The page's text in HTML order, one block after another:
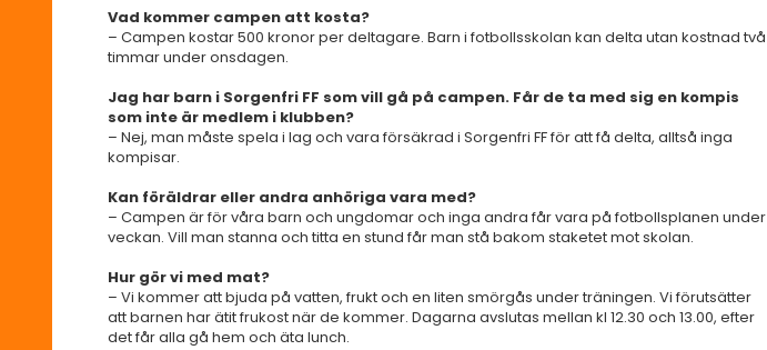
Vad kommer campen att kosta?
– Campen kostar 500 kronor per deltagare. Barn i fotbollsskolan kan delta utan kostnad två
timmar under onsdagen.
Jag har barn i Sorgenfri FF som vill gå på campen. Får de ta med sig en kompis
som inte är medlem i klubben?
– Nej, man måste spela i lag och vara försäkrad i Sorgenfri FF för att få delta, alltså inga
kompisar.
Kan föräldrar eller andra anhöriga vara med?
– Campen är för våra barn och ungdomar och inga andra får vara på fotbollsplanen under
veckan. Vill man stanna och titta en stund får man stå bakom staketet mot skolan.
Hur gör vi med mat?
– Vi kommer att bjuda på vatten, frukt och en liten smörgås under träningen. Vi förutsätter
att barnen har ätit frukost när de kommer. Dagarna avslutas mellan kl 12.30 och 13.00, efter
det får alla gå hem och äta lunch.